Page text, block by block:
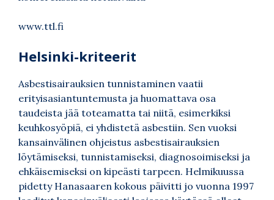
www.ttl.fi
Helsinki-kriteerit
Asbestisairauksien tunnistaminen vaatii
erityisasiantuntemusta ja huomattava osa
taudeista jää toteamatta tai niitä, esimerkiksi
keuhkosyöpiä, ei yhdistetä asbestiin. Sen vuoksi
kansainvälinen ohjeistus asbestisairauksien
löytämiseksi, tunnistamiseksi, diagnosoimiseksi ja
ehkäisemiseksi on kipeästi tarpeen. Helmikuussa
pidetty Hanasaaren kokous päivitti jo vuonna 1997